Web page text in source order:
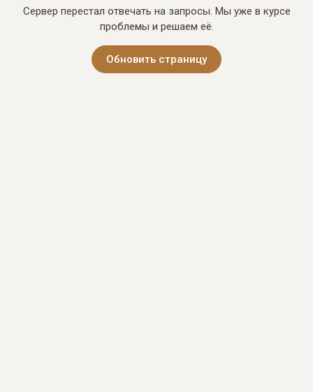
Сервер перестал отвечать на запросы. Мы уже в курсе
проблемы и решаем её.
Обновить страницу